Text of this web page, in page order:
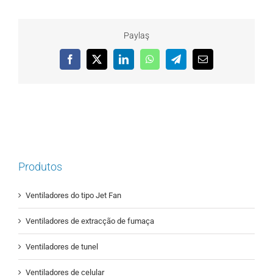
Paylaş
Facebook
X LinkedInWhatsAppTelegramEmail
Produtos
Ventiladores do tipo Jet Fan
Ventiladores de extracção de fumaça
Ventiladores de tunel
Ventiladores de celular